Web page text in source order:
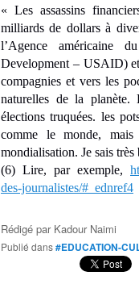
« Les assassins
milliards de dollars à
l’Agence américaine
Development – USAID) et
compagnies et vers les
naturelles de la planète.
élections truquées. les
comme le monde,
mondialisation. Je sais
(6) Lire, par exemple,
des-journalistes/#_ednref4
Rédigé par Kadour Naimi
Publié dans#EDUCATION-